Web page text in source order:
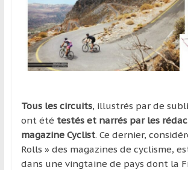
Tous les circuits, illustrés par de
ont été testés et narrés par les
magazine Cyclist. Ce dernier,
Rolls » des magazines de cyclisme,
dans une vingtaine de pays dont la